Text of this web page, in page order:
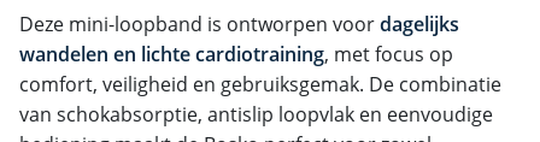
Deze mini-loopband is ontworpen voordagelijks
wandelen en lichte cardiotraining, met focus op
comfort, veiligheid en gebruiksgemak. De combinatie
van schokabsorptie, antislip loopvlak en eenvoudige